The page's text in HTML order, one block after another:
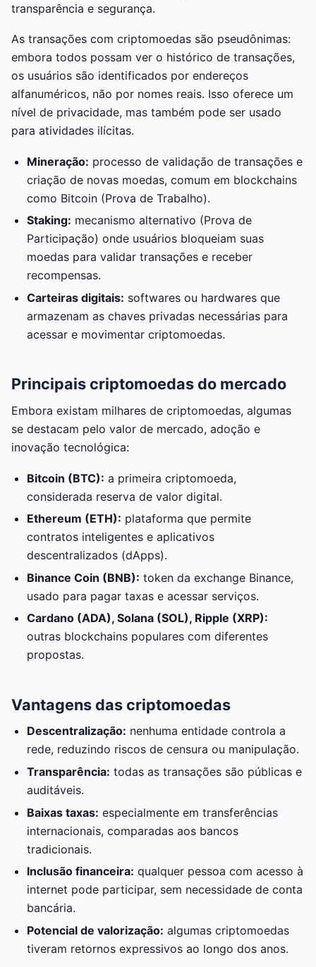
transparência e segurança.
As transações com criptomoedas são pseudônimas:
embora todos possam ver o histórico de transações,
os usuários são identificados por endereços
alfanuméricos, não por nomes reais. Isso oferece um
nível de privacidade, mas também pode ser usado
para atividades ilícitas.
Mineração: processo de validação de transações e
criação de novas moedas, comum em blockchains
como Bitcoin (Prova de Trabalho).
Staking: mecanismo alternativo (Prova de
Participação) onde usuários bloqueiam suas
moedas para validar transações e receber
recompensas.
Carteiras digitais: softwares ou hardwares que
armazenam as chaves privadas necessárias para
acessar e movimentar criptomoedas.
Principais criptomoedas do mercado
Embora existam milhares de criptomoedas, algumas
se destacam pelo valor de mercado, adoção e
inovação tecnológica:
Bitcoin (BTC): a primeira criptomoeda,
considerada reserva de valor digital.
Ethereum (ETH): plataforma que permite
contratos inteligentes e aplicativos
descentralizados (dApps).
Binance Coin (BNB): token da exchange Binance,
usado para pagar taxas e acessar serviços.
Cardano (ADA), Solana (SOL), Ripple (XRP):
outras blockchains populares com diferentes
propostas.
Vantagens das criptomoedas
Descentralização: nenhuma entidade controla a
rede, reduzindo riscos de censura ou manipulação.
Transparência: todas as transações são públicas e
auditáveis.
Baixas taxas: especialmente em transferências
internacionais, comparadas aos bancos
tradicionais.
Inclusão financeira: qualquer pessoa com acesso à
internet pode participar, sem necessidade de conta
bancária.
Potencial de valorização: algumas criptomoedas
tiveram retornos expressivos ao longo dos anos.